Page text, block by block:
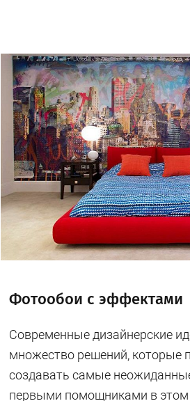
Фотообои с эффектами
Современные дизайнерские
множество решений, которые
создавать самые
первыми помощниками в